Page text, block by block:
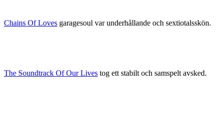
Chains Of Loves garagesoul var underhållande och sextiotalsskön.
The Soundtrack Of Our Lives tog ett stabilt och samspelt avsked.